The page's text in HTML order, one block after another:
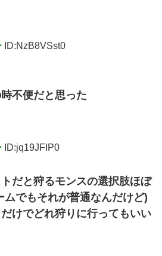
ID:NzB8VSst0
不便だと思った
ID:jq19JFIP0
だと狩るモンスの選択肢ほぼ
ムでもそれが普通なんだけど)
けでどれ狩りに行ってもいい